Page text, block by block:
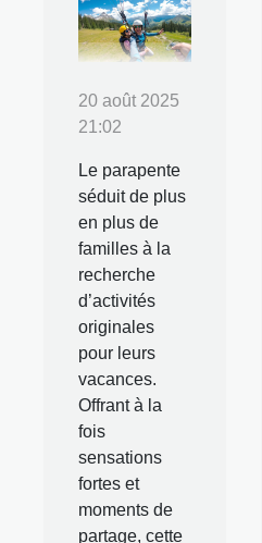
20 août 2025
21:02
Le parapente
séduit de plus
en plus de
familles à la
recherche
d’activités
originales
pour leurs
vacances.
Offrant à la
fois
sensations
fortes et
moments de
partage, cette